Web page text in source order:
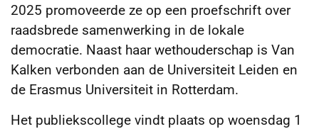
2025 promoveerde ze op een proefschrift over
raadsbrede samenwerking in de lokale
democratie. Naast haar wethouderschap is Van
Kalken verbonden aan de Universiteit Leiden en
de Erasmus Universiteit in Rotterdam.
Het publiekscollege vindt plaats op woensdag 1